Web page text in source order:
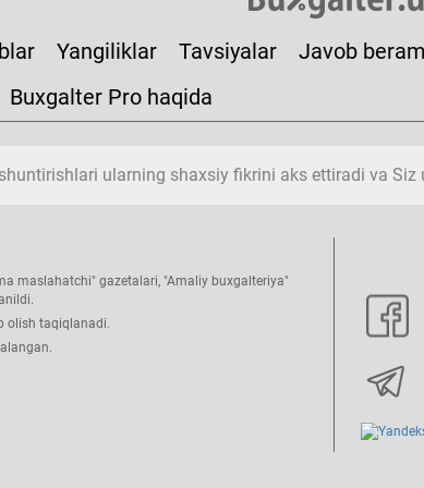
Yangiliklar Tavsiyalar Javob
Buxgalter Pro haqida
ularning shaхsiy fikrini aks ettiradi va
maslahatchi" gazetalari, "Amaliy buхgalteriya"
olish taqiqlanadi.